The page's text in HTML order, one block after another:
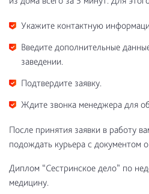
Укажите контактную
Введите дополнительные
заведении.
Подтвердите заявку.
Ждите звонка менеджера для
После принятия заявки в работу
подождать курьера с документом
Диплом “Сестринское дело” по
медицину.